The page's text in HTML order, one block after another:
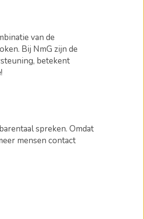
van de
Bij NmG zijn de
betekent
!
spreken. Omdat
mensen contact